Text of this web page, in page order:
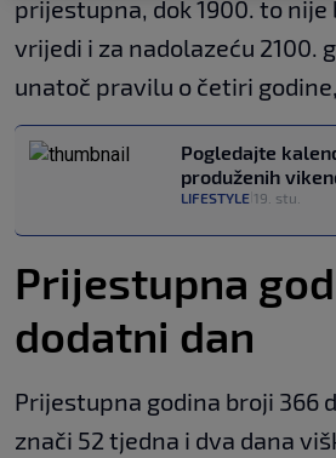
prijestupna, dok 1900. to
vrijedi i za nadolazeću 2100.
unatoč pravilu o četiri
Pogledajte
produženih
LIFESTYLE 19. stu.
Prijestupna
dodatni dan
Prijestupna godina broji 366
znači 52 tjedna i dva dana